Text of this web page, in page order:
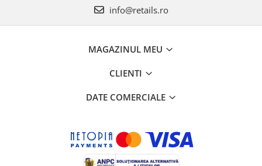
info@retails.ro
MAGAZINUL MEU
CLIENTI
DATE COMERCIALE